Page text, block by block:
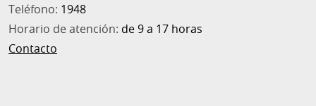
Teléfono: 1948
Horario de atención: de 9 a 17 horas
Contacto